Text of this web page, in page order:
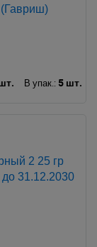
(Гавриш)
В упак.: 5 шт.
2 25 гр
до 31.12.2030